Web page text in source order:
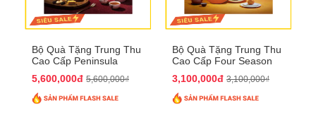
Bộ Quà Tặng Trung Thu
Cao Cấp Peninsula
5,600,000đ 5,600,000₫
Bộ Quà Tặng Trung Thu
Cao Cấp Four Season
3,100,000đ 3,100,000₫